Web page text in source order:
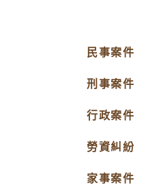
民事案件
刑事案件
行政案件
勞資糾紛
家事案件